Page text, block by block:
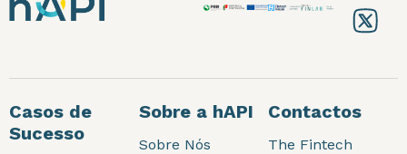
Casos de
Sucesso
Sobre a hAPI
Sobre Nós
Contactos
The Fintech